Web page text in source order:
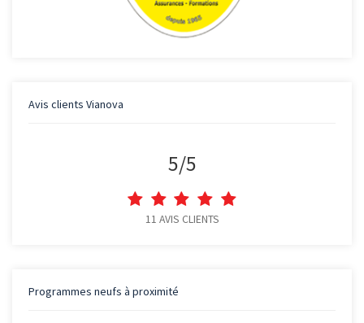
Avis clients Vianova
5/5
11 AVIS CLIENTS
Programmes neufs à proximité